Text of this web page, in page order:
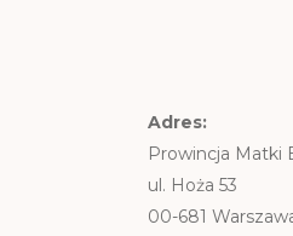
Adres:
Prowincja Matki
ul. Hoża 53
00-681